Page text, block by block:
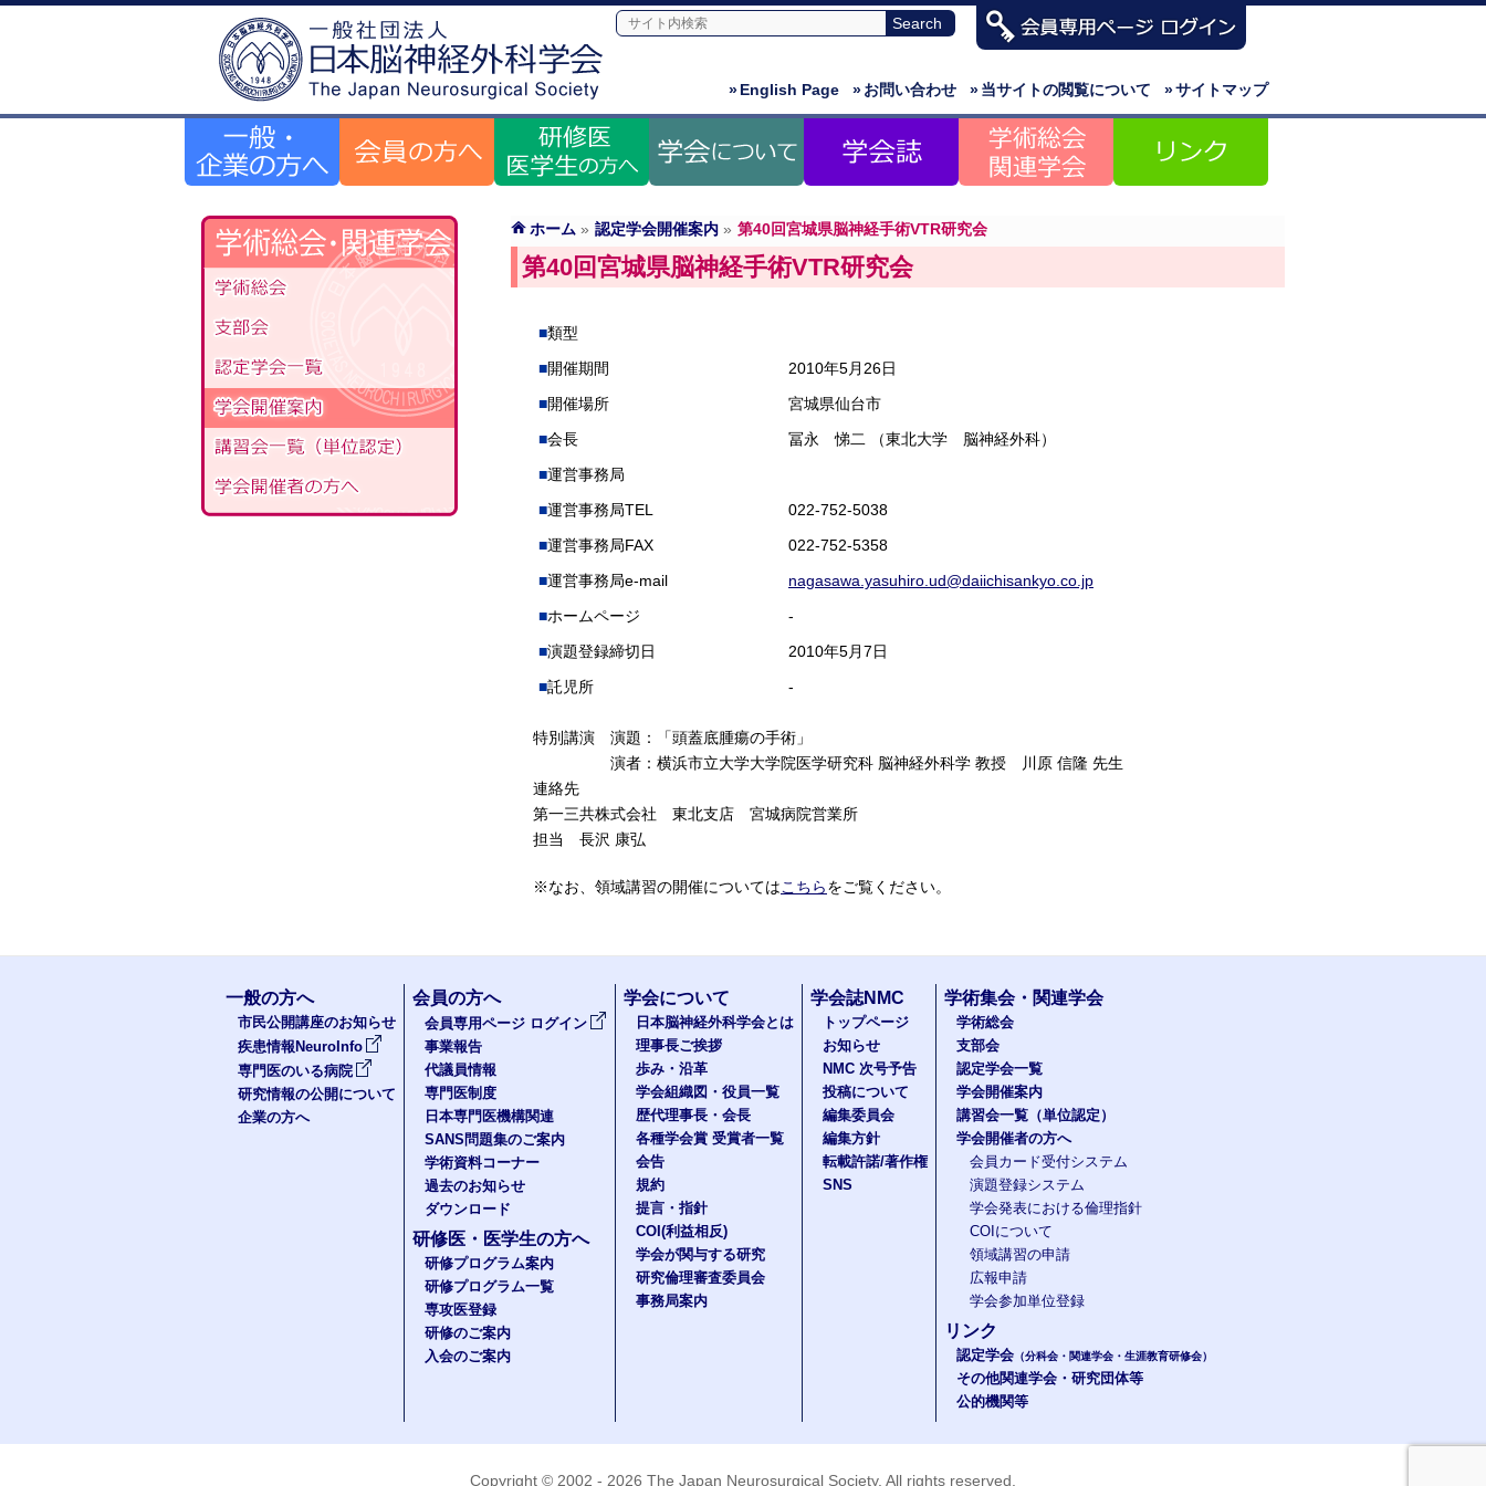
»サイトマップ
»当サイトの閲覧について
»お問い合わせ
»English Page
ホーム » 認定学会開催案内 » 第40回宮城県脳神経手術VTR研究会
第40回宮城県脳神経手術VTR研究会
類型
開催期間
2010年5月26日
開催場所
宮城県仙台市
会長
冨永 悌二 （東北大学 脳神経外科）
運営事務局
運営事務局TEL
022-752-5038
運営事務局FAX
022-752-5358
運営事務局e-mail
nagasawa.yasuhiro.ud@daiichisankyo.co.jp
ホームページ
-
演題登録締切日
2010年5月7日
託児所
-
特別講演 演題：「頭蓋底腫瘍の手術」
演者：横浜市立大学大学院医学研究科 脳神経外科学 教授 川原 信隆 先生
連絡先
第一三共株式会社 東北支店 宮城病院営業所
担当 長沢 康弘
※なお、領域講習の開催についてはこちらをご覧ください。
一般の方へ
市民公開講座のお知らせ
疾患情報NeuroInfo
専門医のいる病院
研究情報の公開について
企業の方へ
会員の方へ
会員専用ページ ログイン
事業報告
代議員情報
専門医制度
日本専門医機構関連
SANS問題集のご案内
学術資料コーナー
過去のお知らせ
ダウンロード
研修医・医学生の方へ
研修プログラム案内
研修プログラム一覧
専攻医登録
研修のご案内
入会のご案内
学会について
日本脳神経外科学会とは
理事長ご挨拶
歩み・沿革
学会組織図・役員一覧
歴代理事長・会長
各種学会賞 受賞者一覧
会告
規約
提言・指針
COI(利益相反)
学会が関与する研究
研究倫理審査委員会
事務局案内
学会誌NMC
トップページ
お知らせ
NMC 次号予告
投稿について
編集委員会
編集方針
転載許諾/著作権
SNS
学術集会・関連学会
学術総会
支部会
認定学会一覧
学会開催案内
講習会一覧（単位認定）
学会開催者の方へ
会員カード受付システム
演題登録システム
学会発表における倫理指針
COIについて
領域講習の申請
広報申請
学会参加単位登録
リンク
認定学会 （分科会・関連学会・生涯教育研修会）
その他関連学会・研究団体等
公的機関等
Copyright © 2002 - 2026 The Japan Neurosurgical Society. All rights reserved.